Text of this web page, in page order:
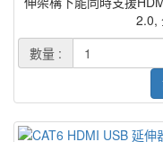
2.0,
數量 :